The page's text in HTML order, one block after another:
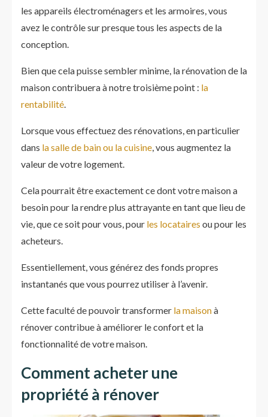
les appareils électroménagers et les armoires, vous
avez le contrôle sur presque tous les aspects de la
conception.
Bien que cela puisse sembler minime, la rénovation de la
maison contribuera à notre troisième point : la
rentabilité.
Lorsque vous effectuez des rénovations, en particulier
dans la salle de bain ou la cuisine, vous augmentez la
valeur de votre logement.
Cela pourrait être exactement ce dont votre maison a
besoin pour la rendre plus attrayante en tant que lieu de
vie, que ce soit pour vous, pour les locataires ou pour les
acheteurs.
Essentiellement, vous générez des fonds propres
instantanés que vous pourrez utiliser à l’avenir.
Cette faculté de pouvoir transformer la maisonà
rénover contribue à améliorer le confort et la
fonctionnalité de votre maison.
Comment acheter une
propriété à rénover